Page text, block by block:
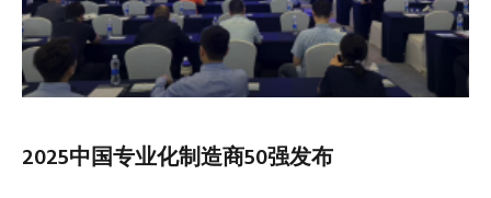
2025中国专业化制造商50强发布